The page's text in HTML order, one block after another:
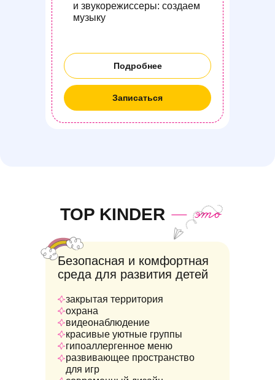
Записаться
и звукорежиссеры: создаем
музыку
Подробнее
закрытая территория
охрана
видеонаблюдение
красивые уютные группы
гипоаллергенное меню
развивающее пространство
для игр
Безопасная и комфортная
среда для развития детей
TOP KINDER